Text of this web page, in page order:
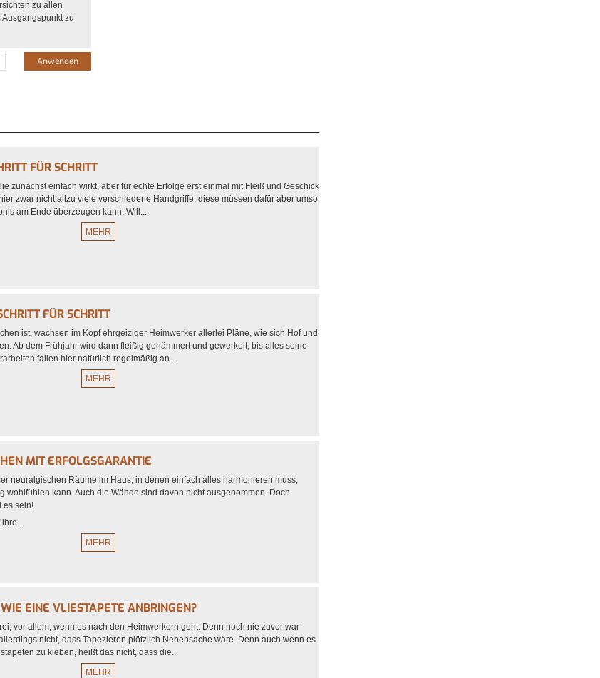
zu allen
zu
FÜR SCHRITT
zunächst einfach wirkt, aber für echte Erfolge erst einmal mit Fleiß und Geschick
zwar nicht allzu viele verschiedene Handgriffe, diese müssen dafür aber umso
am Ende überzeugen kann. Will...
MEHR
FÜR SCHRITT
ist, wachsen im Kopf ehrgeiziger Heimwerker allerlei Pläne, wie sich Hof und
Ab dem Frühjahr wird dann fleißig gehämmert und gewerkelt, bis alles seine
fallen hier natürlich regelmäßig an...
MEHR
MIT ERFOLGSGARANTIE
neuralgischen Räume im Haus, in denen einfach alles harmonieren muss,
wohlfühlen kann. Auch die Wände sind davon nicht ausgenommen. Doch
es sein!
MEHR
EINE VLIESTAPETE ANBRINGEN?
vor allem, wenn es nach den Heimwerkern geht. Denn noch nie zuvor war
nicht, dass Tapezieren plötzlich Nebensache wäre. Denn auch wenn es
zu kleben, heißt das nicht, dass die...
MEHR